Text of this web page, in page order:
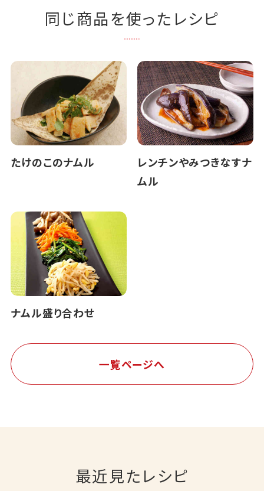
同じ商品を使ったレシピ
たけのこのナムル
レンチンやみつきなすナ
ムル
ナムル盛り合わせ
一覧ページへ
最近見たレシピ